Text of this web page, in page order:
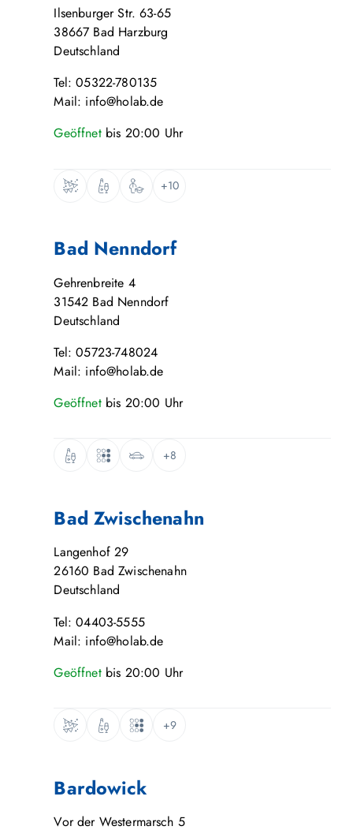
Ilsenburger Str. 63-65
38667 Bad Harzburg
Deutschland
Tel: 05322-780135
Mail: info@holab.de
Geöffnet bis 20:00 Uhr
+10
Bad Nenndorf
Gehrenbreite 4
31542 Bad Nenndorf
Deutschland
Tel: 05723-748024
Mail: info@holab.de
Geöffnet bis 20:00 Uhr
+8
Bad Zwischenahn
Langenhof 29
26160 Bad Zwischenahn
Deutschland
Tel: 04403-5555
Mail: info@holab.de
Geöffnet bis 20:00 Uhr
+9
Bardowick
Vor der Westermarsch 5